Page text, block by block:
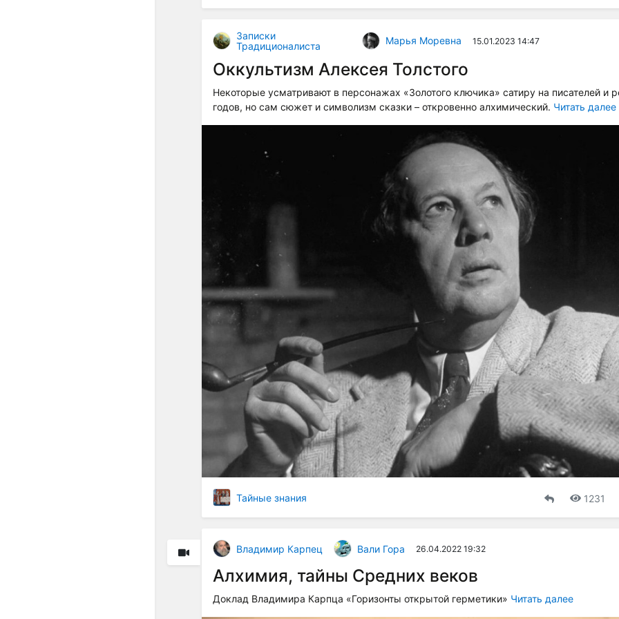
Записки
Традиционалиста
Марья Моревна 15.01.2023 14:47
Оккультизм Алексея Толстого
Некоторые усматривают в персонажах «Золотого ключика» сатиру на писателей и
годов, но сам сюжет и символизм сказки – откровенно алхимический. Читать далее
Тайные знания 1231
Владимир Карпец Вали Гора 26.04.2022 19:32
Алхимия, тайны Средних веков
Доклад Владимира Карпца «Горизонты открытой герметики» Читать далее